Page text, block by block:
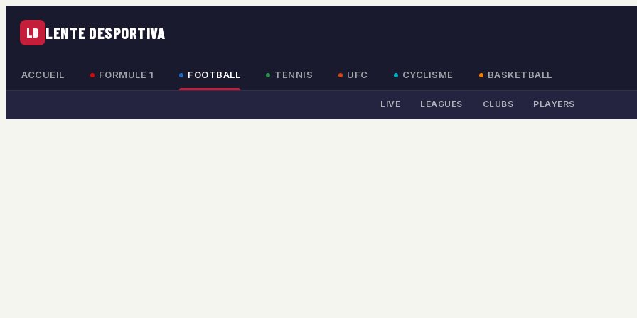
LD LENTE DESPORTIVA
ACCUEIL FORMULE 1 FOOTBALL TENNIS UFC CYCLISME BASKETBALL
LIVE LEAGUES CLUBS PLAYERS